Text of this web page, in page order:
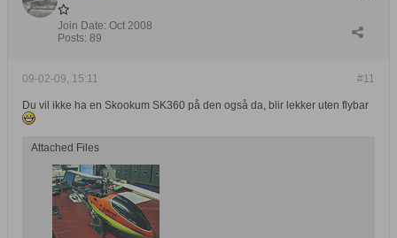
Join Date: Oct 2008
Posts: 89
#11
09-02-09, 15:11
Du vil ikke ha en Skookum SK360 på den også da, blir lekker uten flybar
Attached Files